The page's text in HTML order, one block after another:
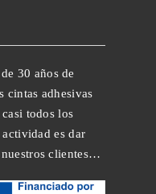
30 años de
cintas adhesivas
todos los
es dar
nuestros clientes…